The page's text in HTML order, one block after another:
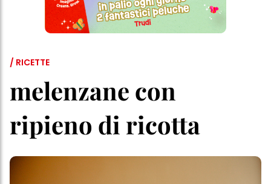
/ RICETTE
melenzane con
ripieno di ricotta